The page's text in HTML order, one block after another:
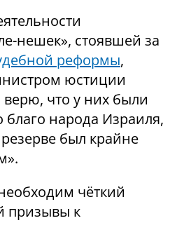
нешек», стоявшей за
реформы,
юстиции
что у них были
народа Израиля,
был крайне
чёткий
призывы к